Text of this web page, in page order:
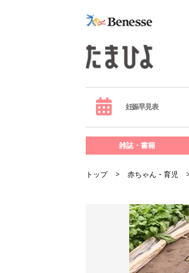
妊娠早見表
雑誌・書籍
トップ 赤ちゃん・育児